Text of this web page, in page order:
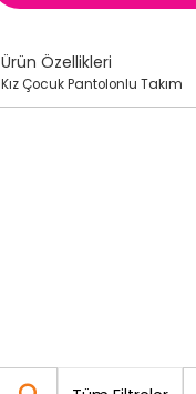
Ürün Özellikleri
Kız Çocuk Pantolonlu Takım